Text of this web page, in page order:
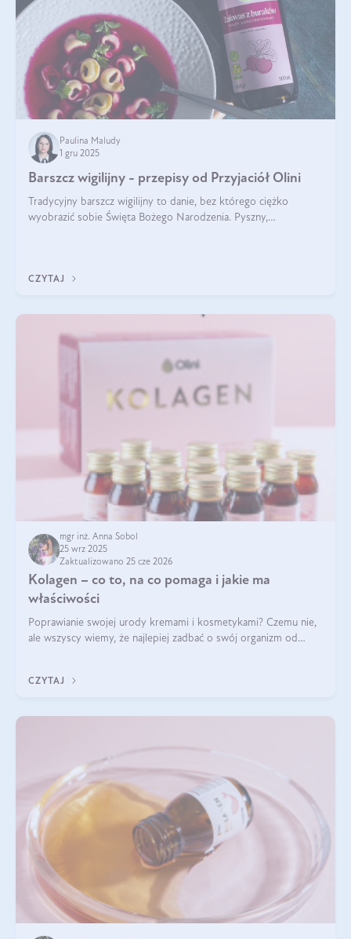
Paulina Maludy
1 gru 2025
Barszcz wigilijny - przepisy od Przyjaciół Olini
Tradycyjny barszcz wigilijny to danie, bez którego ciężko
wyobrazić sobie Święta Bożego Narodzenia. Pyszny,
CZYTAJ
mgr inż. Anna Sobol
25 wrz 2025
Zaktualizowano 25 cze 2026
Kolagen – co to, na co pomaga i jakie ma
właściwości
Poprawianie swojej urody kremami i kosmetykami? Czemu nie,
ale wszyscy wiemy, że najlepiej zadbać o swój organizm od
wysokiej jakości suplem
CZYTAJ